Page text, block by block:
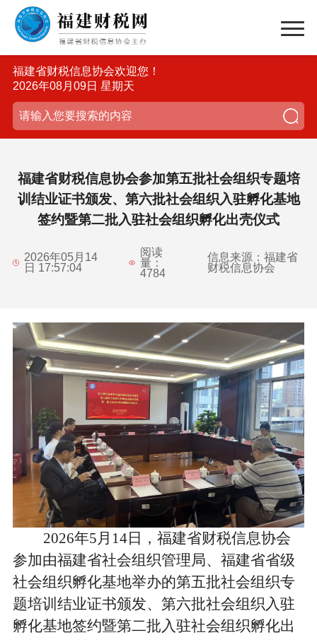
福建省财税信息协会欢迎您！
2026年08月09日 星期天
福建省财税信息协会参加第五批社会组织专题培
训结业证书颁发、第六批社会组织入驻孵化基地
签约暨第二批入驻社会组织孵化出壳仪式
2026年05月14
日 17:57:04
阅读
量：
4784
信息来源：福建省
财税信息协会
2026年5月 14日，福建省财税信息协会
参加由福建省社会组织管理局、福建省省级
社会组织孵化基地举办的第五批社会组织专
题培训结业证书颁发、第六批社会组织入驻
孵化基地签约暨第二批入驻社会组织孵化出